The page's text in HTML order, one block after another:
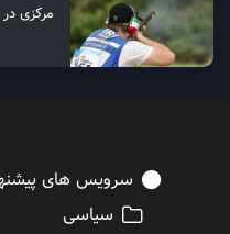
مرکزی
سرویس های
سیاسی